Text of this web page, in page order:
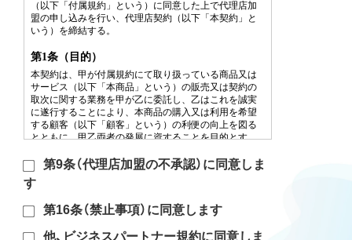
第9条（代理店加盟の不承認）に同意しま
す
第16条（禁止事項）に同意します
他、ビジネスパートナー規約に同意しま